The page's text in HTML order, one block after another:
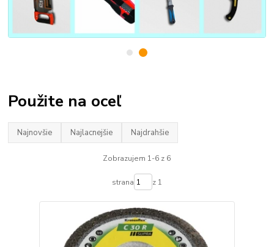
Použite na oceľ
Najnovšie Najlacnejšie Najdrahšie
Zobrazujem 1-6 z 6
strana z 1